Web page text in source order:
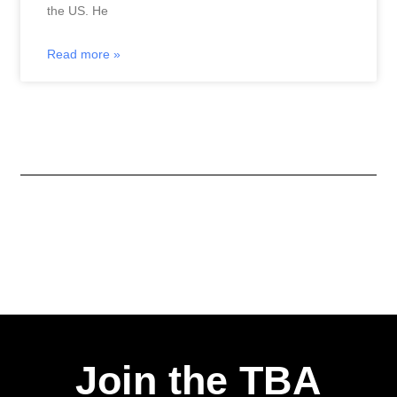
the US. He
Read more »
Join the TBA